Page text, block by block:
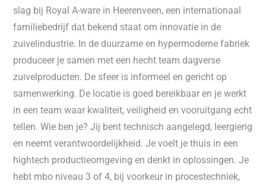
slag bij Royal A-ware in Heerenveen, een internationaal
familiebedrijf dat bekend staat om innovatie in de
zuivelindustrie. In de duurzame en hypermoderne fabriek
produceer je samen met een hecht team dagverse
zuivelproducten. De sfeer is informeel en gericht op
samenwerking. De locatie is goed bereikbaar en je werkt
in een team waar kwaliteit, veiligheid en vooruitgang echt
tellen. Wie ben je? Jij bent technisch aangelegd, leergierig
en neemt verantwoordelijkheid. Je voelt je thuis in een
hightech productieomgeving en denkt in oplossingen. Je
hebt mbo niveau 3 of 4, bij voorkeur in procestechniek,